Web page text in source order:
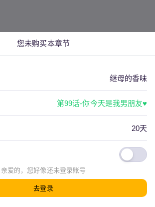
您未购买本章节
继母的香味
第99话-你今天是我男朋友♥
20天
亲爱的，您好像还未登录账号
去登录
上一篇